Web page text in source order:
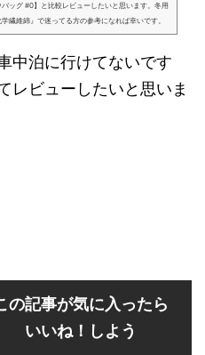
ッグ #0】と比較レビューしたいと思います。冬用
繊維綿』で迷ってる方の参考になれば幸いです。
中泊に行けてないです
レビューしたいと思いま
の記事が気に入ったら
いいね！しよう